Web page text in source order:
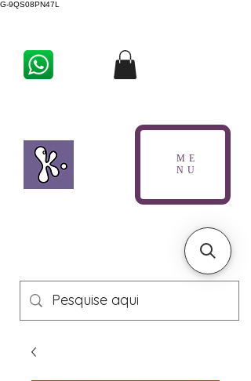
G-9QS08PN47L
ME
NU